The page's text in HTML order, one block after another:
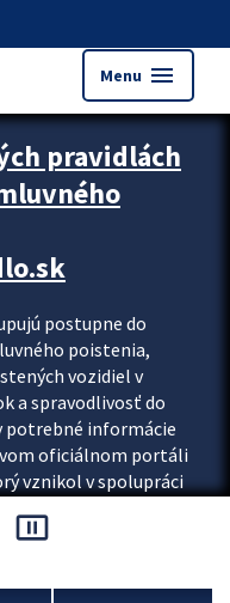
Menu menu
pravidlách
postupne do
poistenia,
vozidiel v
a spravodlivosť do
potrebné informácie
oficiálnom portáli
vznikol v spolupráci
vnútra SR.
pause_presentation